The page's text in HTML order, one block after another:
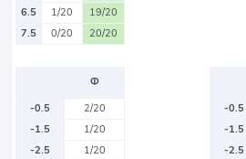
6.5
1/20
19/20
7.5
0/20 20/20
Ф
-0.5
2/20
-1.5
1/20
-2.5
1/20
-0.5
-1.5
-2.5